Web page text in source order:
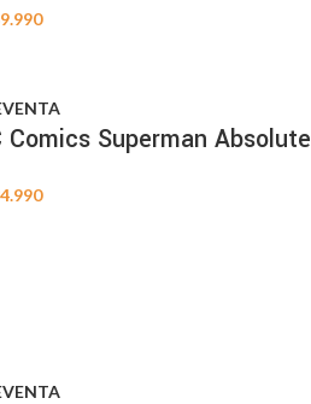
Comics Superman Absolute